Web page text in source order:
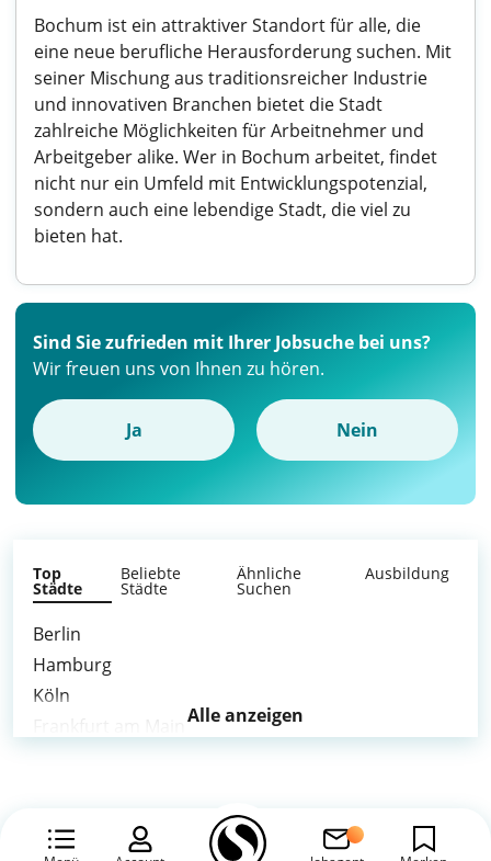
Bochum ist ein attraktiver Standort für alle, die
eine neue berufliche Herausforderung suchen. Mit
seiner Mischung aus traditionsreicher Industrie
und innovativen Branchen bietet die Stadt
zahlreiche Möglichkeiten für Arbeitnehmer und
Arbeitgeber alike. Wer in Bochum arbeitet, findet
nicht nur ein Umfeld mit Entwicklungspotenzial,
sondern auch eine lebendige Stadt, die viel zu
bieten hat.
Sind Sie zufrieden mit Ihrer Jobsuche bei uns?
Wir freuen uns von Ihnen zu hören.
Ja Nein
Top
Städte
Beliebte
Städte
Ähnliche
Suchen
Ausbildung
Berlin
Hamburg
Köln
Bremen
Alle anzeigen